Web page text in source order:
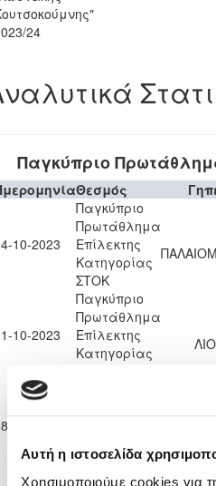
Αυτή η ιστοσελίδα
Χρησιμοποιούμε cookies για
24
Παγκύπριο
Θεσμός
10-2023
Παγκύπριο
Πρωτάθλημα
Επίλεκτης
Κατηγορίας
ΣΤΟΚ
10-2023
Παγκύπριο
Πρωτάθλημα
Επίλεκτης
Κατηγορίας
10-2023
ΣΤΟΚ
Παγκύπριο